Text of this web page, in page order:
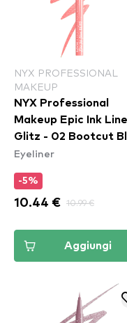
NYX PROFESSIONAL
MAKEUP
NYX Professional
Makeup Epic Ink
Glitz - 02 Bootcut
Eyeliner
-5%
10.44 € 10.99 €
Aggiungi